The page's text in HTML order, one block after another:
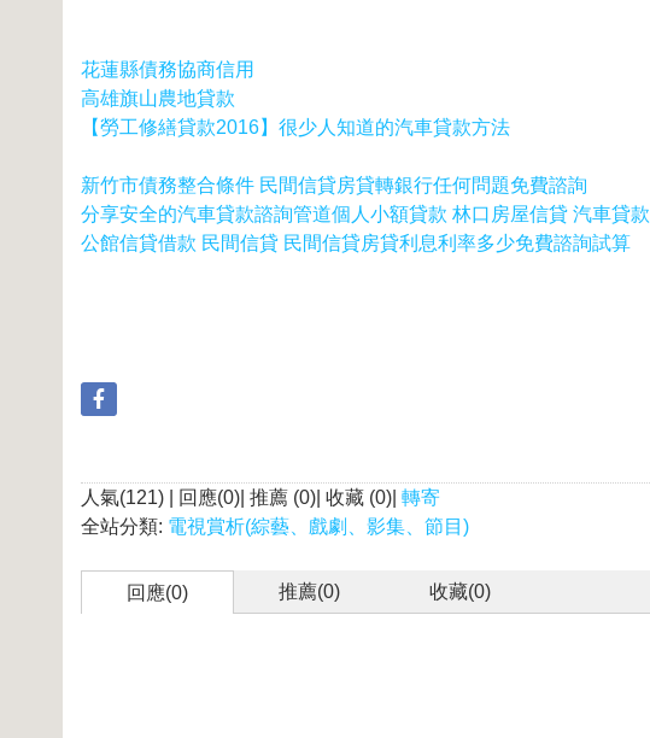
花蓮縣債務協商信用
高雄旗山農地貸款
【勞工修繕貸款2016】很少人知道的汽車貸款方法
新竹市債務整合條件 民間信貸房貸轉銀行任何問題免費諮詢
分享安全的汽車貸款諮詢管道個人小額貸款 林口房屋信貸 汽車貸款
公館信貸借款 民間信貸 民間信貸房貸利息利率多少免費諮詢試算
人氣(121) | 回應(0)| 推薦 (0)| 收藏 (0)| 轉寄
全站分類: 電視賞析(綜藝、戲劇、影集、節目)
回應(0) 推薦(0) 收藏(0)